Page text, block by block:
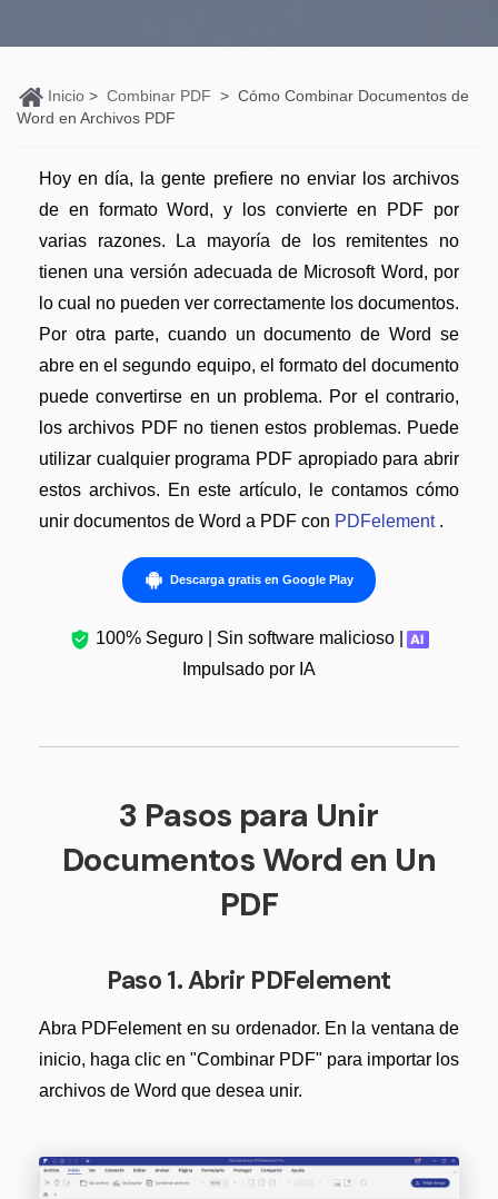
PDF online Nuevo
Convertir PDF a Word
Comprimir PDF
Combinar PDF
Lector de IA
Más herrmientas online
Convertir PDF
Editar PDF
Organizar PDF
Profesionales
Formulario de PDF
Firmar PDF
eSign PDF
PDF por lotes
Censurar PDF Nuevo
Extraer datos de PDF
Proteger PDF
Servicio de TI
Legal
Freelancer
Explorar todas las características
Detectar contenido de IA
Reescribir PDF con IA
Chat IA con documentos
Generar imágenes IA Nuevo
Todas las herramientas de IA
Segurirdad de PDF
Softwares de PDF
Trucos para Mac
Trucos para Windows
Trucos para móviles
Ver más
¿Por qué PDFelement?
Historias de clientes
Comparación de software
PDFelement para Mac
Videos tutoriales
PDFelement para iOS
PDFelement para Android
Inicio > Combinar PDF > Cómo Combinar Documentos de
Word en Archivos PDF
Hoy en día, la gente prefiere no enviar los archivos
de en formato Word, y los convierte en PDF por
varias razones. La mayoría de los remitentes no
tienen una versión adecuada de Microsoft Word, por
lo cual no pueden ver correctamente los documentos.
Por otra parte, cuando un documento de Word se
abre en el segundo equipo, el formato del documento
puede convertirse en un problema. Por el contrario,
los archivos PDF no tienen estos problemas. Puede
utilizar cualquier programa PDF apropiado para abrir
estos archivos. En este artículo, le contamos cómo
unir documentos de Word a PDF con PDFelement .
Descarga gratis en Google Play
100% Seguro | Sin software malicioso |
Impulsado por IA
3 Pasos para Unir
Documentos Word en Un
PDF
Paso 1. Abrir PDFelement
Abra PDFelement en su ordenador. En la ventana de
inicio, haga clic en "Combinar PDF" para importar los
archivos de Word que desea unir.